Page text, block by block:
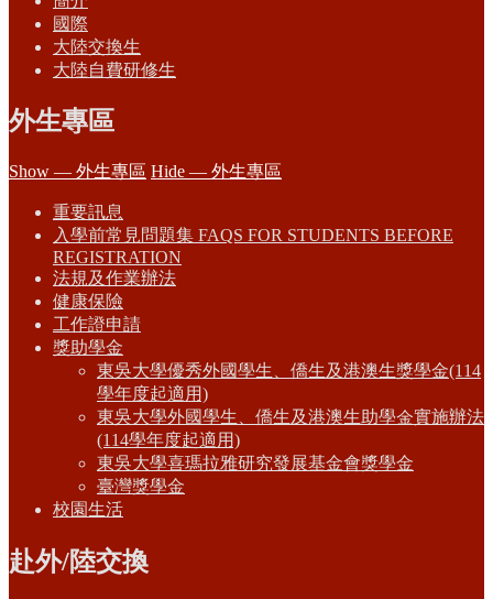
國際
大陸交換生
大陸自費研修生
外生專區
Show — 外生專區 Hide — 外生專區
重要訊息
入學前常見問題集 FAQS FOR STUDENTS BEFORE
REGISTRATION
法規及作業辦法
健康保險
工作證申請
獎助學金
東吳大學優秀外國學生、僑生及港澳生獎學金(114
學年度起適用)
東吳大學外國學生、僑生及港澳生助學金實施辦法
(114學年度起適用)
東吳大學喜瑪拉雅研究發展基金會獎學金
臺灣獎學金
校園生活
赴外/陸交換